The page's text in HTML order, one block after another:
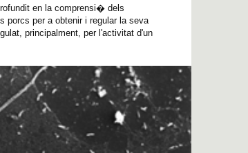
en la comprensi� dels
porcs per a obtenir i regular la seva
principalment, per l'activitat d'un